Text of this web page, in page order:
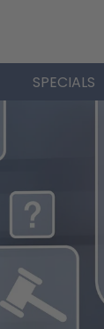
SPECIALS